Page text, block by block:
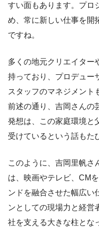
すい面もあります。プロ
め、常に新しい仕事を開
ですね。
多くの地元クリエイター
持っており、プロデュー
スタッフのマネジメント
前述の通り、吉岡さんの
発想は、この家庭環境と
受けているという話もた
このように、吉岡里帆さ
は、映画やテレビ、CM
ンドを融合させた幅広い
ンとしての現場力と経営
社を支える大きな柱とな